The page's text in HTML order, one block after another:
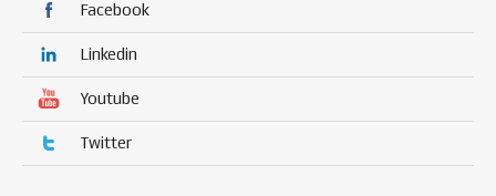
Facebook
Linkedin
Youtube
Twitter